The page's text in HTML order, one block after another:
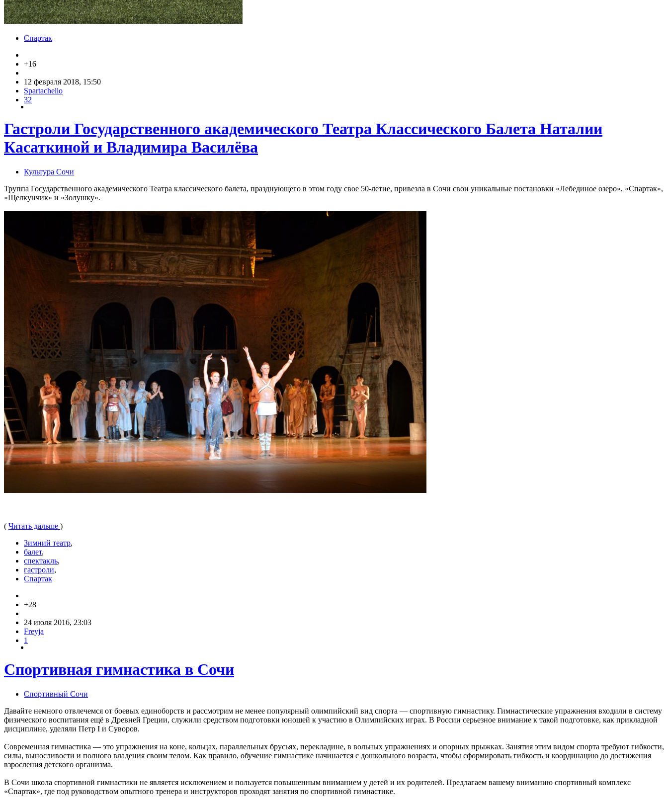
Спартак
+16
12 февраля 2018, 15:50
Spartachello
32
Гастроли Государственного академического Театра Классического Балета Наталии
Касаткиной и Владимиpа Василёва
Культура Сочи
Труппа Государственного академического Театра классического балета, празднующего в этом году свое 50-летие, привезла в Сочи свои уникальные постановки «Лебединое озеро», «Спартак»,
«Щелкунчик» и «Золушку».
( Читать дальше )
Зимний театр,
балет,
спектакль,
гастроли,
Спартак
+28
24 июля 2016, 23:03
Freyja
1
Спортивная гимнастика в Сочи
Спортивный Сочи
Давайте немного отвлечемся от боевых единоборств и рассмотрим не менее популярный олимпийский вид спорта — спортивную гимнастику. Гимнастические упражнения входили в систему
физического воспитания ещё в Древней Греции, служили средством подготовки юношей к участию в Олимпийских играх. В России серьезное внимание к такой подготовке, как прикладной
дисциплине, уделяли Петр I и Суворов.
Современная гимнастика — это упражнения на коне, кольцах, параллельных брусьях, перекладине, в вольных упражнениях и опорных прыжках. Занятия этим видом спорта требуют гибкости,
силы, выносливости и полного владения своим телом. Как правило, обучение гимнастике начинается с дошкольного возраста, чтобы сформировать гибкость и координацию до достижения
взросления детского организма.
В Сочи школа спортивной гимнастики не является исключением и пользуется повышенным вниманием у детей и их родителей. Предлагаем вашему вниманию спортивный комплекс
«Спартак», где под руководством опытного тренера и инструкторов проходят занятия по спортивной гимнастике.